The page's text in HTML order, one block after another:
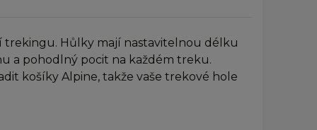
trekingu. Hůlky mají nastavitelnou délku
a pohodlný pocit na každém treku.
košíky Alpine, takže vaše trekové hole